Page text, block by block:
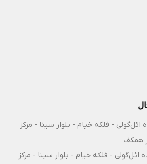
ائل‌گولی - فلکه خیام - بلوار سینا - مرکز
همکف
ائل‌گولی - فلکه خیام - بلوار سینا - مرکز